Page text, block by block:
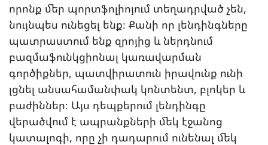
որոնք մեր պորտֆոլիոյում տեղադրված չեն,
նույնպես ունեցել ենք։ Քանի որ լենդինգները
պատրաստում ենք զրոյից և ներդնում
բազմաֆունկցիոնալ կառավարման
գործիքներ, պատվիրատուն իրավունք ունի
լցնել անսահամանփակ կոնտենտ, բլոկեր և
բաժիններ։ Այս դեպքերում լենդինգը
վերածվում է ապրանքների մեկ էջանոց
կատալոգի, որը չի դադարում ունենալ մեկ